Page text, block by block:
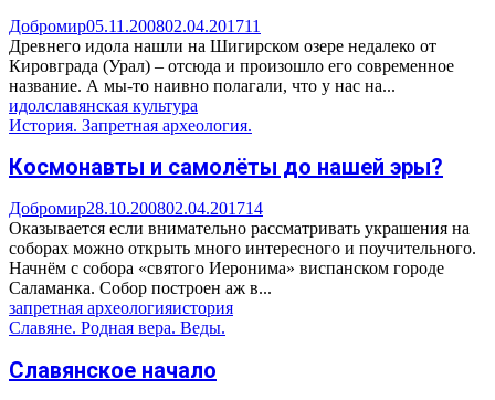
Добромир05.11.200802.04.201711
Древнего идола нашли на Шигирском озере недалеко от
Кировграда (Урал) – отсюда и произошло его современное
название. А мы-то наивно полагали, что у нас на...
идолславянская культура
История. Запретная археология.
Космонавты и самолёты до нашей эры?
Добромир28.10.200802.04.201714
Оказывается если внимательно рассматривать украшения на
соборах можно открыть много интересного и поучительного.
Начнём с собора «святого Иеронима» виспанском городе
Саламанка. Собор построен аж в...
запретная археологияистория
Славяне. Родная вера. Веды.
Славянское начало